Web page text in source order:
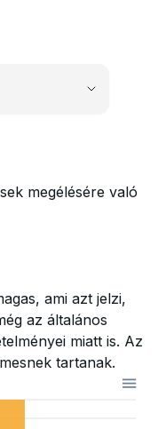
megélésére való
ami azt jelzi,
az általános
miatt is. Az
tartanak.